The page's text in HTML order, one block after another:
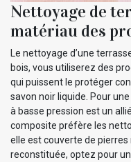
Nettoyage de
matériau des
Le nettoyage d’une
bois, vous utiliserez des
qui puissent le protéger
savon noir liquide. Pour
à basse pression est un
composite préfère les
elle est couverte de
reconstituée, optez pour